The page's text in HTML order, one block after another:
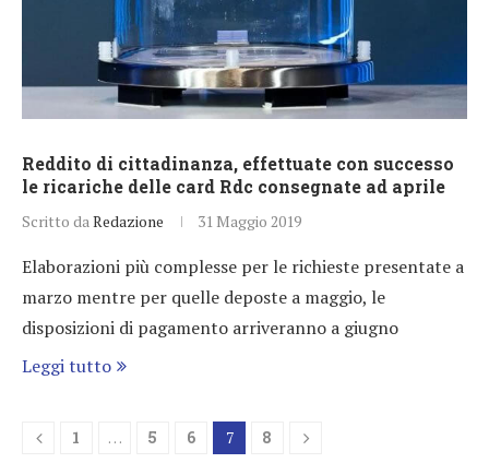
Reddito di cittadinanza, effettuate con successo
le ricariche delle card Rdc consegnate ad aprile
Scritto da Redazione 31 Maggio 2019
Elaborazioni più complesse per le richieste presentate a
marzo mentre per quelle deposte a maggio, le
disposizioni di pagamento arriveranno a giugno
Leggi tutto
1 … 5 6 7 8